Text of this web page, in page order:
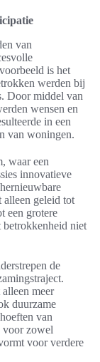
van
is het
werden bij
Door middel van
wensen en
in een
van woningen.
waar een
innovatieve
alleen geleid tot
een grotere
betrokkenheid niet
de
meer
duurzame
van
voor zowel
voor verdere